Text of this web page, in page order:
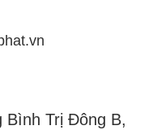
Bình Trị Đông B,